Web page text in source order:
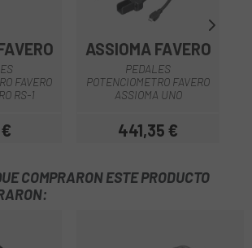
FAVERO
RS-1
ASSIOMA FAVERO
PEDALES
POTENCIOMETRO FAVERO
ASSIOMA UNO
Precio
441,35 €
COMPRARON ESTE PRODUCTO